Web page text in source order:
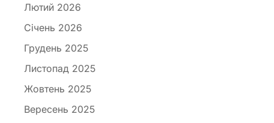
Лютий 2026
Січень 2026
Грудень 2025
Листопад 2025
Жовтень 2025
Вересень 2025